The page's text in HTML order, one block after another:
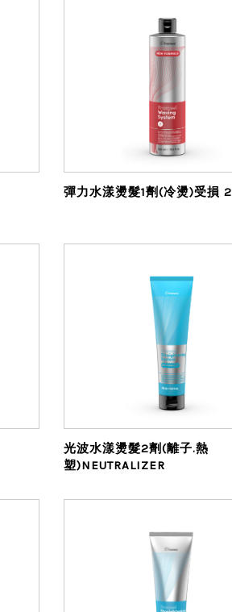
彈力水漾燙髮1劑(冷燙)受損 2
光波水漾燙髮2劑(離子.熱
塑)NEUTRALIZER